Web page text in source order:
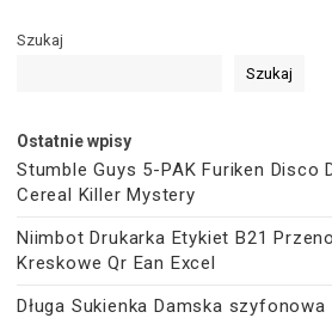
Szukaj
Szukaj
Ostatnie wpisy
Stumble Guys 5-PAK Furiken Disco
Cereal Killer Mystery
Niimbot Drukarka Etykiet B21
Kreskowe Qr Ean Excel
Długa Sukienka Damska